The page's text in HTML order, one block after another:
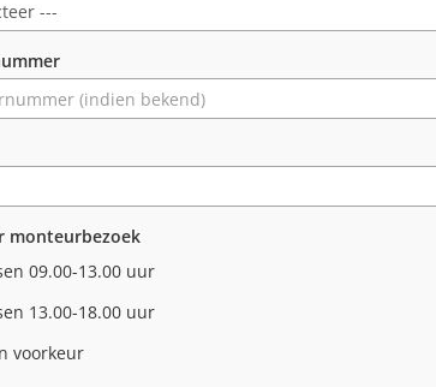
monteurbezoek
09.00-13.00 uur
13.00-18.00 uur
voorkeur